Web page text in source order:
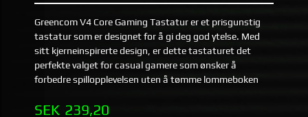
Greencom V4 Core Gaming Tastatur er et prisgunstig
tastatur som er designet for å gi deg god ytelse. Med
sitt kjerneinspirerte design, er dette tastaturet det
perfekte valget for casual gamere som ønsker å
forbedre spillopplevelsen uten å tømme lommeboken
Erbjudande
SEK 239,20